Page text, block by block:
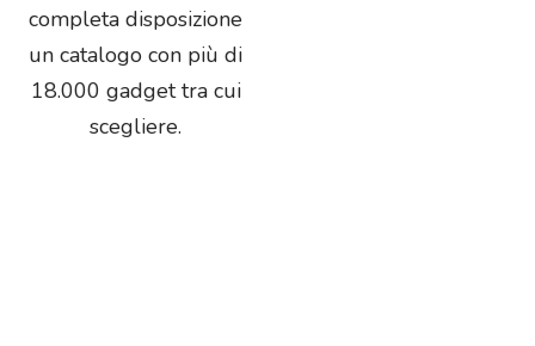
completa disposizione
un catalogo con più di
18.000 gadget tra cui
scegliere.